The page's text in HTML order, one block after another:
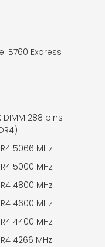
B760 Express
DIMM 288 pins
5066 MHz
5000 MHz
4800 MHz
4600 MHz
4400 MHz
4266 MHz